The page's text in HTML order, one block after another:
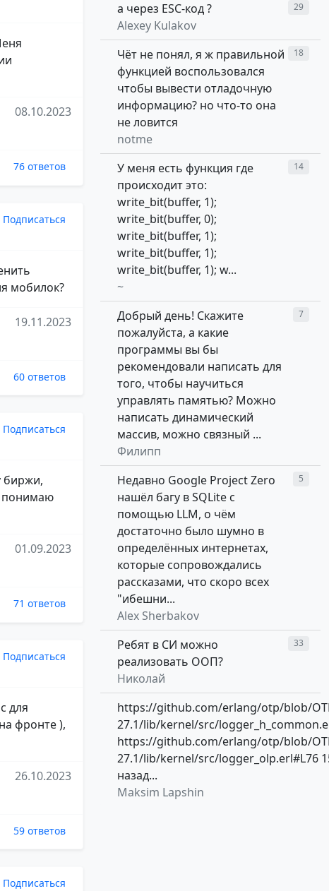
08.10.2023
76 ответов
Подписаться
мобилок?
19.11.2023
60 ответов
Подписаться
биржи,
понимаю
01.09.2023
71 ответов
Подписаться
для
фронте ),
26.10.2023
59 ответов
Подписаться
а через ESC-код ?
Alexey Kulakov
29
Чёт не понял, я ж правильной
функцией воспользовался
чтобы вывести отладочную
информацию? но что-то она
не ловится
notme
18
У меня есть функция где
происходит это:
write_bit(buffer, 1);
write_bit(buffer, 0);
write_bit(buffer, 1);
write_bit(buffer, 1);
write_bit(buffer, 1); w...
~
14
Добрый день! Скажите
пожалуйста, а какие
программы вы бы
рекомендовали написать для
того, чтобы научиться
управлять памятью? Можно
написать динамический
массив, можно связный ...
Филипп
7
Недавно Google Project Zero
нашёл багу в SQLite с
помощью LLM, о чём
достаточно было шумно в
определённых интернетах,
которые сопровождались
рассказами, что скоро всех
"ибешни...
Alex Sherbakov
5
Ребят в СИ можно
реализовать ООП?
Николай
33
https://github.com/erlang/otp/blob/
27.1/lib/kernel/src/
https://github.com/erlang/otp/blob/
27.1/lib/kernel/src/logger_olp.erl#L76
назад...
Maksim Lapshin